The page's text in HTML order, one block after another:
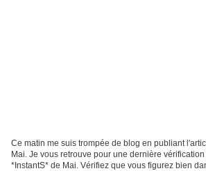
Ce matin me suis trompée de blog en publiant
Mai. Je vous retrouve pour une dernière
*InstantS* de Mai. Vérifiez que vous figurez bien